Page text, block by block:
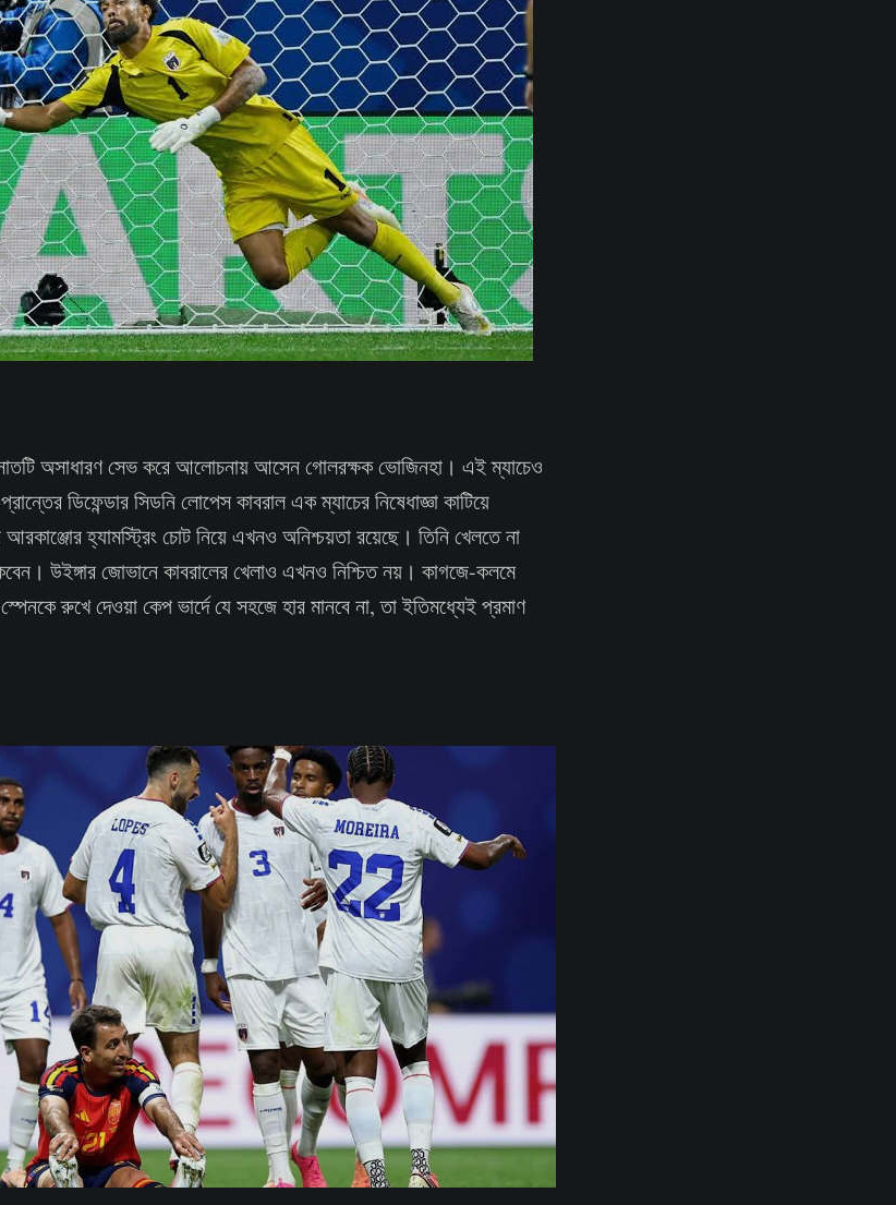
অসাধারণ সেভ করে আলোচনায় আসেন গোলরক্ষক ভোজিনহা। এই ম্যাচেও
ডিফেন্ডার সিডনি লোপেস কাবরাল এক ম্যাচের নিষেধাজ্ঞা কাটিয়ে
হ্যামস্ট্রিং চোট নিয়ে এখনও অনিশ্চয়তা রয়েছে। তিনি খেলতে না
উইঙ্গার জোভানে কাবরালের খেলাও এখনও নিশ্চিত নয়। কাগজে-কলমে
রুখে দেওয়া কেপ ভার্দে যে সহজে হার মানবে না, তা ইতিমধ্যেই প্রমাণ